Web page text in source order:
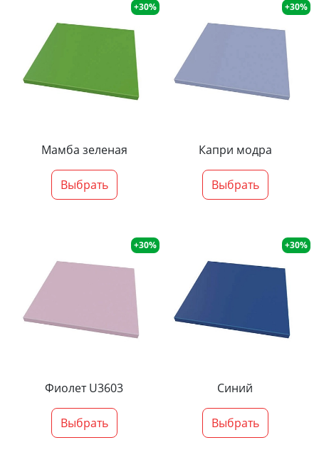
+30%
Мамба зеленая
Выбрать
+30%
Капри модра
Выбрать
+30%
Фиолет U3603
Выбрать
+30%
Синий
Выбрать